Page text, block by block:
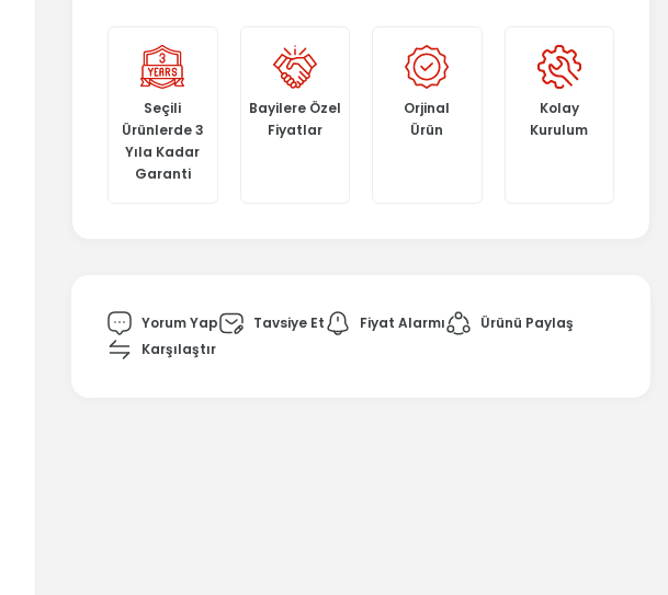
Seçili
Ürünlerde 3
Yıla Kadar
Garanti
Bayilere Özel
Fiyatlar
Orjinal
Ürün
Kolay
Kurulum
Yorum Yap Tavsiye Et Fiyat Alarmı
Ürünü Paylaş
Karşılaştır